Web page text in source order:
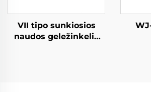
VII tipo sunkiosios
naudos geležinkelio